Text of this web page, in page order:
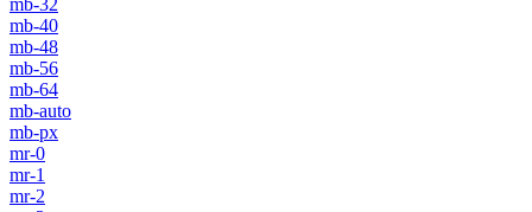
mb-40
mb-48
mb-56
mb-64
mb-auto
mb-px
mr-0
mr-1
mr-2